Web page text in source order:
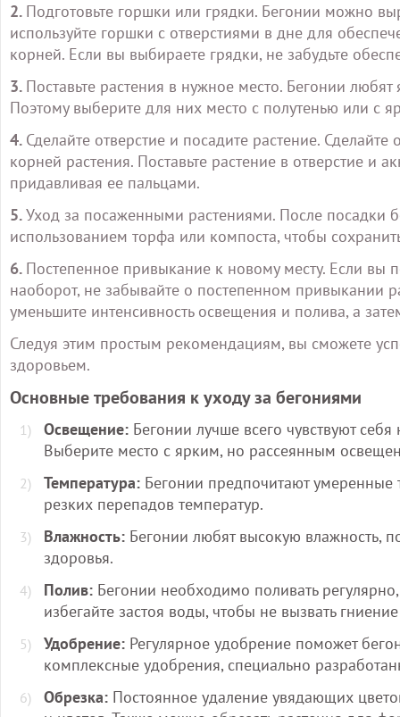
2. Подготовьте горшки или грядки. Бегонии можно
используйте горшки с отверстиями в дне для
корней. Если вы выбираете грядки, не забудьте
3. Поставьте растения в нужное место. Бегонии
Поэтому выберите для них место с полутенью или с
4. Сделайте отверстие и посадите растение.
корней растения. Поставьте растение в отверстие и
придавливая ее пальцами.
5.Уход за посаженными растениями. После посадки
использованием торфа или компоста, чтобы
6. Постепенное привыкание к новому месту. Если вы
наоборот, не забывайте о постепенном привыкании
уменьшите интенсивность освещения и полива, а
Следуя этим простым рекомендациям, вы сможете
здоровьем.
Основные требования к уходу за бегониями
Освещение: Бегонии лучше всего чувствуют
Выберите место с ярким, но рассеянным
Температура: Бегонии предпочитают умеренные
резких перепадов температур.
Влажность: Бегонии любят высокую влажность,
здоровья.
Полив: Бегонии необходимо поливать
избегайте застоя воды, чтобы не вызвать
Удобрение: Регулярное удобрение поможет
комплексные удобрения, специально
Обрезка: Постоянное удаление увядающих